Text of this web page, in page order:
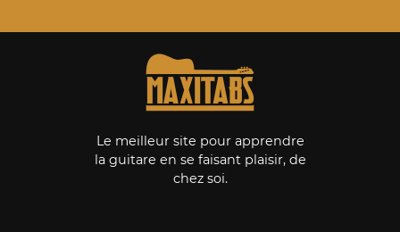
Le meilleur site pour apprendre
la guitare en se faisant plaisir, de
chez soi.